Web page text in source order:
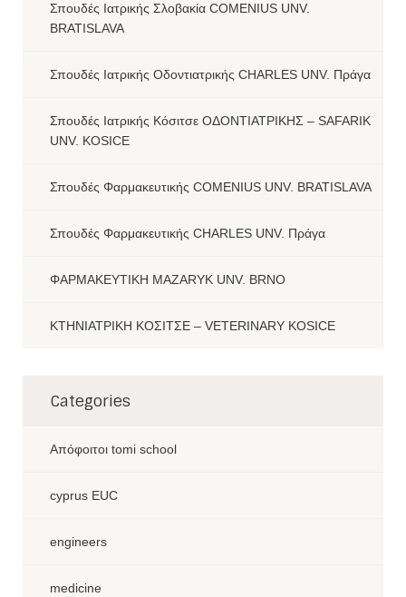
Σπουδές Ιατρικής Σλοβακία COMENIUS UNV.
BRATISLAVA
Σπουδές Ιατρικής Οδοντιατρικής CHARLES UNV. Πράγα
Σπουδές Ιατρικής Κόσιτσε ΟΔΟΝΤΙΑΤΡΙΚΗΣ – SAFARIK
UNV. KOSICE
Σπουδές Φαρμακευτικής COMENIUS UNV. BRATISLAVA
Σπουδές Φαρμακευτικής CHARLES UNV. Πράγα
ΦΑΡΜΑΚΕΥΤΙΚΗ MAZARYK UNV. BRNO
ΚΤΗΝΙΑΤΡΙΚΗ ΚΟΣΙΤΣΕ – VETERINARY KOSICE
Categories
Aπόφοιτοι tomi school
cyprus EUC
engineers
medicine